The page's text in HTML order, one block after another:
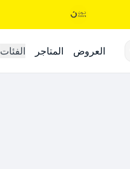
الفئات المتاجر العروض